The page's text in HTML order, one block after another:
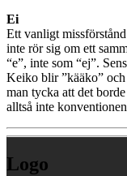
Ei
Ett vanligt
inte rör sig om ett
“e”, inte som “ej”.
Keiko blir ”kääko”
man tycka att det
alltså inte
Logo